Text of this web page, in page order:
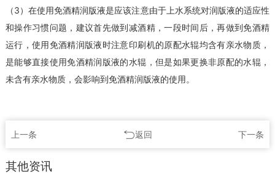
（3）在使用免酒精润版液是应该注意由于上水系统对润版液的适应性
和操作习惯问题，建议首先做到减酒精，一段时间后，再做到免酒精
运行，使用免酒精润版液时注意印刷机的原配水辊均含有亲水物质，
是能够直接使用免酒精润版液的水辊，但是如果更换非原配的水辊，
未含有亲水物质，会影响到免酒精润版液的使用。
上一条 返回 下一条
其他资讯